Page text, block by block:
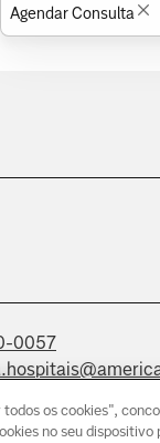
da saúde.
16 17 18 ...
0057
Agendar Consulta
os cookies",
no seu dispositivo